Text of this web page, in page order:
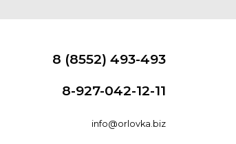
8 (8552) 493-493
8-927-042-12-11
info@orlovka.biz